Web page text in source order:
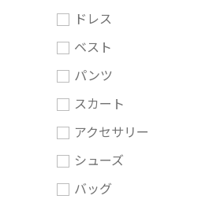
ドレス
ベスト
パンツ
スカート
アクセサリー
シューズ
バッグ